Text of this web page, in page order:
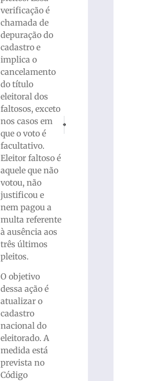
verificação é
chamada de
depuração do
cadastro e
implica o
cancelamento
do título
eleitoral dos
faltosos, exceto
nos casos em
que o voto é
facultativo.
Eleitor faltoso é
aquele que não
votou, não
justificou e
nem pagou a
multa referente
à ausência aos
três últimos
pleitos.
O objetivo
dessa ação é
atualizar o
cadastro
nacional do
eleitorado. A
medida está
prevista no
Código